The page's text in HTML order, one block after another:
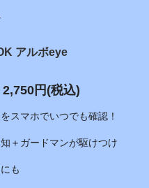
アルボeye
2,750 円(税込)
スマホでいつでも確認！
＋ガードマンが駆けつけ
も